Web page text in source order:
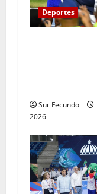
Deportes
Sur Fecundo
2026